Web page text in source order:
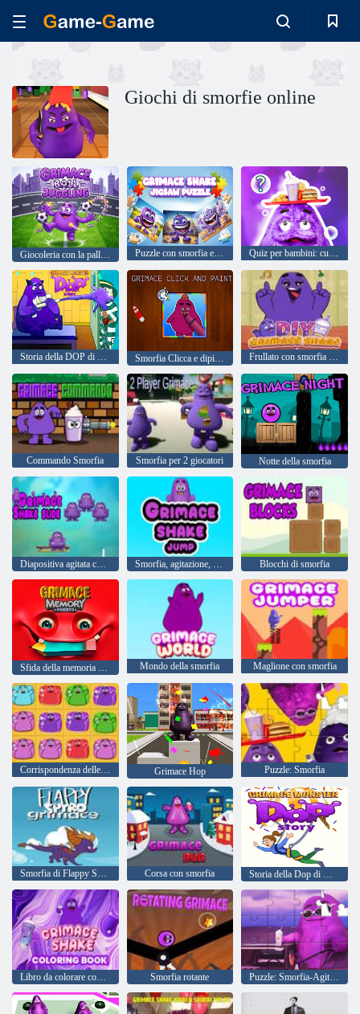
Giochi di smorfie online
Giocoleria con la palla con smorfia Puzzle con smorfia e agitazione Quiz per bambini: curiosità sulla smorfia
Storia della DOP di Grimace Monsters Smorfia Clicca e dipingi Frullato con smorfia fai da te
Commando Smorfia Smorfia per 2 giocatori Notte della smorfia
Diapositiva agitata con smorfia Smorfia, agitazione, salto Blocchi di smorfia
Mondo della smorfia Maglione con smorfia
Corrispondenza delle smorfie Grimace Hop Puzzle: Smorfia
Smorfia di Flappy Spyro Corsa con smorfia Storia della Dop di Mostri con Smorfie
Libro da colorare con smorfia e agitazione Smorfia rotante Puzzle: Smorfia-Agitare